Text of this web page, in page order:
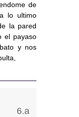
de
lo ultimo
la pared
el payaso
y nos